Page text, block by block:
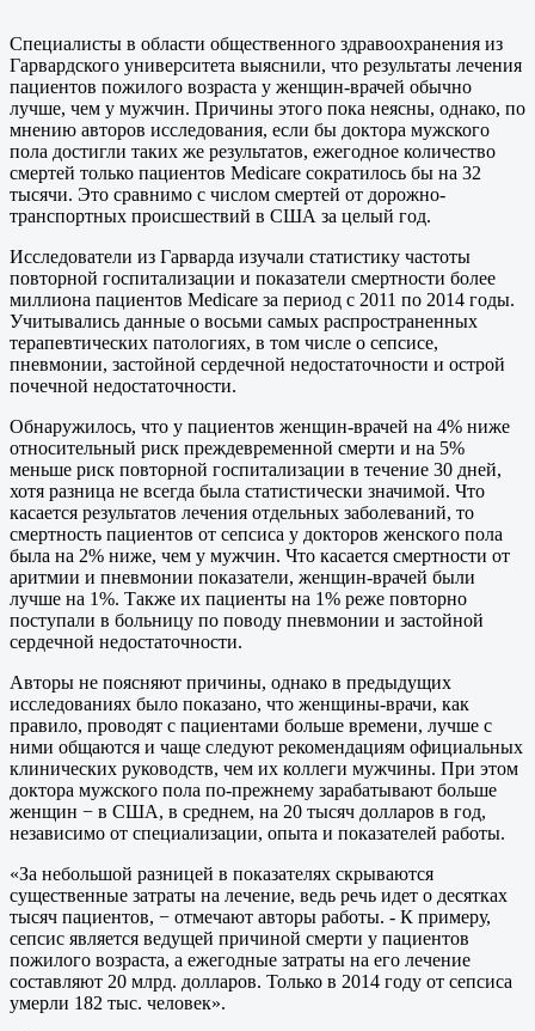
Специалисты в области общественного здравоохранения из
Гарвардского университета выяснили, что результаты лечения
пациентов пожилого возраста у женщин-врачей обычно
лучше, чем у мужчин. Причины этого пока неясны, однако, по
мнению авторов исследования, если бы доктора мужского
пола достигли таких же результатов, ежегодное количество
смертей только пациентов Medicare сократилось бы на 32
тысячи. Это сравнимо с числом смертей от дорожно-
транспортных происшествий в США за целый год.
Исследователи из Гарварда изучали статистику частоты
повторной госпитализации и показатели смертности более
миллиона пациентов Medicare за период с 2011 по 2014 годы.
Учитывались данные о восьми самых распространенных
терапевтических патологиях, в том числе о сепсисе,
пневмонии, застойной сердечной недостаточности и острой
почечной недостаточности.
Обнаружилось, что у пациентов женщин-врачей на 4% ниже
относительный риск преждевременной смерти и на 5%
меньше риск повторной госпитализации в течение 30 дней,
хотя разница не всегда была статистически значимой. Что
касается результатов лечения отдельных заболеваний, то
смертность пациентов от сепсиса у докторов женского пола
была на 2% ниже, чем у мужчин. Что касается смертности от
аритмии и пневмонии показатели, женщин-врачей были
лучше на 1%. Также их пациенты на 1% реже повторно
поступали в больницу по поводу пневмонии и застойной
сердечной недостаточности.
Авторы не поясняют причины, однако в предыдущих
исследованиях было показано, что женщины-врачи, как
правило, проводят с пациентами больше времени, лучше с
ними общаются и чаще следуют рекомендациям официальных
клинических руководств, чем их коллеги мужчины. При этом
доктора мужского пола по-прежнему зарабатывают больше
женщин − в США, в среднем, на 20 тысяч долларов в год,
независимо от специализации, опыта и показателей работы.
«За небольшой разницей в показателях скрываются
существенные затраты на лечение, ведь речь идет о десятках
тысяч пациентов, − отмечают авторы работы. - К примеру,
сепсис является ведущей причиной смерти у пациентов
пожилого возраста, а ежегодные затраты на его лечение
составляют 20 млрд. долларов. Только в 2014 году от сепсиса
умерли 182 тыс. человек».